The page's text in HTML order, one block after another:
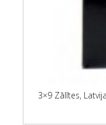
3×9 Zālītes,